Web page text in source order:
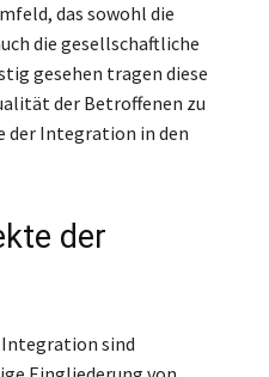
das sowohl die
die gesellschaftliche
gesehen tragen diese
der Betroffenen zu
der Integration in den
der
sind